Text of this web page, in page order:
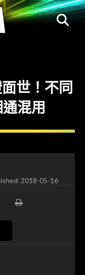
世！不同
混用
2018-05-16